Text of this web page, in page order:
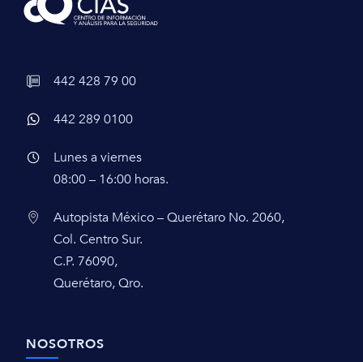
442 428 79 00
442 289 0100
Lunes a viernes
08:00 – 16:00 horas.
Autopista México – Querétaro No. 2060,
Col. Centro Sur.
C.P. 76090,
Querétaro, Qro.
NOSOTROS